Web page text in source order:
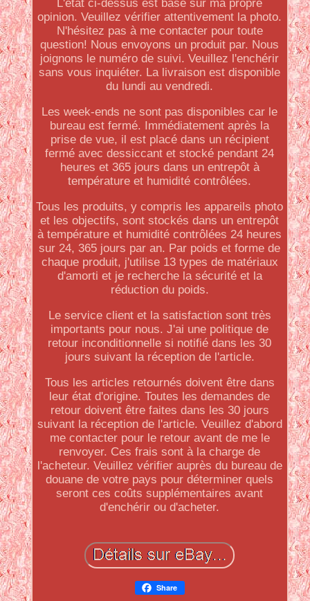
L'état ci-dessus est basé sur ma propre
opinion. Veuillez vérifier attentivement la photo.
N'hésitez pas à me contacter pour toute
question! Nous envoyons un produit par. Nous
joignons le numéro de suivi. Veuillez l'enchérir
sans vous inquiéter. La livraison est disponible
du lundi au vendredi.
Les week-ends ne sont pas disponibles car le
bureau est fermé. Immédiatement après la
prise de vue, il est placé dans un récipient
fermé avec dessiccant et stocké pendant 24
heures et 365 jours dans un entrepôt à
température et humidité contrôlées.
Tous les produits, y compris les appareils photo
et les objectifs, sont stockés dans un entrepôt
à température et humidité contrôlées 24 heures
sur 24, 365 jours par an. Par poids et forme de
chaque produit, j'utilise 13 types de matériaux
d'amorti et je recherche la sécurité et la
réduction du poids.
Le service client et la satisfaction sont très
importants pour nous. J'ai une politique de
retour inconditionnelle si notifié dans les 30
jours suivant la réception de l'article.
Tous les articles retournés doivent être dans
leur état d'origine. Toutes les demandes de
retour doivent être faites dans les 30 jours
suivant la réception de l'article. Veuillez d'abord
me contacter pour le retour avant de me le
renvoyer. Ces frais sont à la charge de
l'acheteur. Veuillez vérifier auprès du bureau de
douane de votre pays pour déterminer quels
seront ces coûts supplémentaires avant
d'enchérir ou d'acheter.
Share